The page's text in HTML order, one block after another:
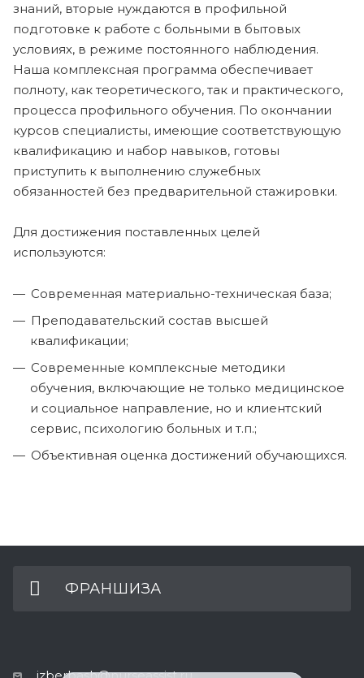
знаний, вторые нуждаются в профильной
подготовке к работе с больными в бытовых
условиях, в режиме постоянного наблюдения.
Наша комплексная программа обеспечивает
полноту, как теоретического, так и практического,
процесса профильного обучения. По окончании
курсов специалисты, имеющие соответствующую
квалификацию и набор навыков, готовы
приступить к выполнению служебных
обязанностей без предварительной стажировки.
Для достижения поставленных целей
используются:
Современная материально-техническая база;
Преподавательский состав высшей
квалификации;
Современные комплексные методики
обучения, включающие не только медицинское
и социальное направление, но и клиентский
сервис, психологию больных и т.п.;
Объективная оценка достижений обучающихся.
ФРАНШИЗА